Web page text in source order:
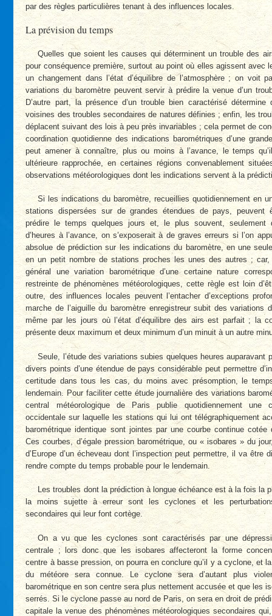
par des règles particulières tenant à des influences locales.
La prévision du temps
Quelles que soient les causes qui déterminent un trouble des
pour conséquence première, surtout au point où elles agissent avec
un changement dans l’état d’équilibre de l’atmosphère ; on voit
variations du baromètre peuvent servir à prédire la venue d’un
D’autre part, la présence d’un trouble bien caractérisé
voisines des troubles secondaires de natures définies ; enfin, les
déplacent suivant des lois à peu près invariables ; cela permet de
coordination quotidienne des indications barométriques d’une
peut amener à connaître, plus ou moins à l’avance, le temps
ultérieure rapprochée, en certaines régions convenablement
observations météorologiques dont les indications servent à la
Si les indications du baromètre, recueillies quotidiennement en
stations dispersées sur de grandes étendues de pays, peuvent
prédire le temps quelques jours et, le plus souvent, seulement
d’heures à l’avance, on s’exposerait à de graves erreurs si l’on
absolue de prédiction sur les indications du baromètre, en une
en un petit nombre de stations proches les unes des autres ; car,
général une variation barométrique d’une certaine nature
restreinte de phénomènes météorologiques, cette règle est loin
outre, des influences locales peuvent l’entacher d’exceptions
marche de l’aiguille du baromètre enregistreur subit des variations
même par les jours où l’état d’équilibre des airs est parfait ; la
présente deux maximum et deux minimum d’un minuit à un autre
Seule, l’étude des variations subies quelques heures auparavant
divers points d’une étendue de pays considérable peut permettre
certitude dans tous les cas, du moins avec présomption, le
lendemain. Pour faciliter cette étude journalière des variations
central météorologique de Paris publie quotidiennement une
occidentale sur laquelle les stations qui lui ont télégraphiquement
barométrique identique sont jointes par une courbe continue
Ces courbes, d’égale pression barométrique, ou « isobares » du
d’Europe d’un écheveau dont l’inspection peut permettre, il va être
rendre compte du temps probable pour le lendemain.
Les troubles dont la prédiction à longue échéance est à la fois la
la moins sujette à erreur sont les cyclones et les
secondaires qui leur font cortège.
On a vu que les cyclones sont caractérisés par une
centrale ; lors donc que les isobares affecteront la forme
centre à basse pression, on pourra en conclure qu’il y a cyclone, et
du météore sera connue. Le cyclone sera d’autant plus
barométrique en son centre sera plus nettement accusée et que les
serrés. Si le cyclone passe au nord de Paris, on sera en droit de
capitale la venue des phénomènes météorologiques secondaires